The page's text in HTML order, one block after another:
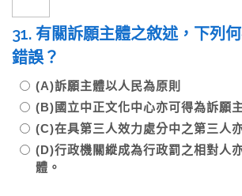
31. 有關訴願主體之敘述，下列
錯誤？
(A)訴願主體以人民為原則
(B)國立中正文化中心亦可得為訴願
(C)在具第三人效力處分中之第三人
(D)行政機關縱成為行政罰之相對人
體。